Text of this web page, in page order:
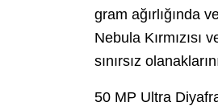
gram ağırlığında
Nebula
sınırsız
50 MP Ultra